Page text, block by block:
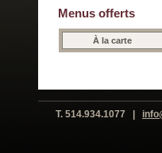
Menus offerts
À la carte
T. 514.934.1077 |